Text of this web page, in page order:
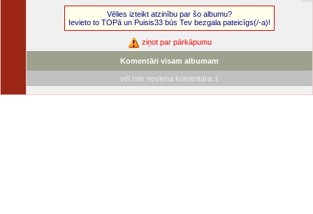
Vēlies izteikt atzinību par šo albumu?
Ievieto to TOPā un Puisis33 būs Tev bezgala pateicīgs(/-a)!
ziņot par pārkāpumu
Komentāri visam albumam
vēl nav neviena komentāra :(